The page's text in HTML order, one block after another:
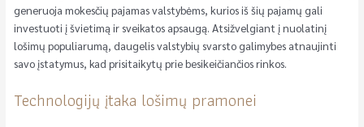
generuoja mokesčių pajamas valstybėms, kurios iš šių pajamų gali
investuoti į švietimą ir sveikatos apsaugą. Atsižvelgiant į nuolatinį
lošimų populiarumą, daugelis valstybių svarsto galimybes atnaujinti
savo įstatymus, kad prisitaikytų prie besikeičiančios rinkos.
Technologijų įtaka lošimų pramonei